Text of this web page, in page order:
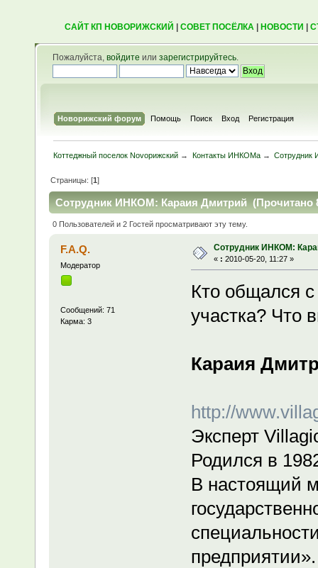
САЙТ КП НОВОРИЖСКИЙ СОВЕТ ПОСЁЛКА| НОВОСТИ
Пожалуйста, войдите или зарегистрируйтесь.
Новорижский форум Помощь Поиск Вход Регистрация
Коттеджный поселок Novoрижский → Контакты ИНКОМа→ Сотрудник
Страницы: [1]
Сотрудник ИНКОМ: Караия Дмитрий (Прочитано
0 Пользователей и 2 Гостей просматривают эту тему.
F.A.Q.
Модератор
Сообщений: 71
Карма: 3
Сотрудник ИНКОМ:
« : 2010-05-20, 11:27 »
Кто общался с
участка? Что
Караия
http://
Эксперт
Родился в
В настоящий
предприятии».